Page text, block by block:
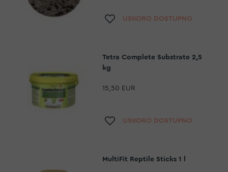
Dodaj na listu želja
USKORO DOSTUPNO
Tetra Complete Substrate 2,5
kg
15,50 EUR
Dodaj na listu želja
USKORO DOSTUPNO
MultiFit Reptile Sticks 1 l